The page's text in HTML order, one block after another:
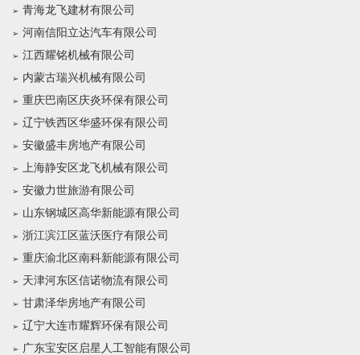
青海龙飞建材有限公司
河南信阳立达汽车有限公司
江西耀铭机械有限公司
内蒙古瑞兴机械有限公司
重庆巴南区庆炎环保有限公司
辽宁铁西区华盛环保有限公司
安徽盛丰房地产有限公司
上海静安区龙飞机械有限公司
安徽力世旅游有限公司
山东钢城区高华新能源有限公司
浙江滨江区蓝沃医疗有限公司
重庆渝北区南科新能源有限公司
天津河东区信诺物流有限公司
甘肃泽华房地产有限公司
辽宁大连市耀辉环保有限公司
广东宝安区启星人工智能有限公司